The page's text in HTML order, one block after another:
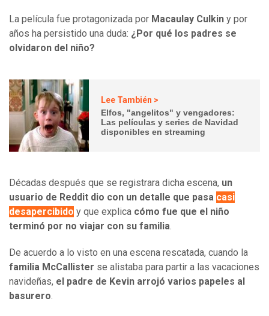
La película fue protagonizada por Macaulay Culkin y por
años ha persistido una duda: ¿Por qué los padres se
olvidaron del niño?
Lee También >
Elfos, "angelitos" y vengadores:
Las películas y series de Navidad
disponibles en streaming
Décadas después que se registrara dicha escena, un
usuario de Reddit dio con un detalle que pasa casi
desapercibido y que explica cómo fue que el niño
terminó por no viajar con su familia.
De acuerdo a lo visto en una escena rescatada, cuando la
familia McCallister se alistaba para partir a las vacaciones
navideñas, el padre de Kevin arrojó varios papeles al
basurero.